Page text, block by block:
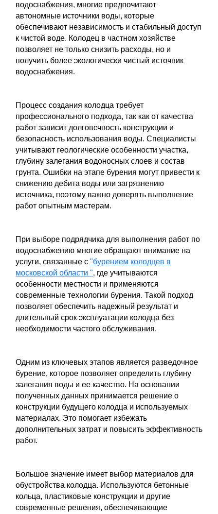
водоснабжения, многие предпочитают
автономные источники воды, которые
обеспечивают независимость и стабильный доступ
к чистой воде. Колодец в частном хозяйстве
позволяет не только снизить расходы, но и
получить более экологически чистый источник
водоснабжения.
Процесс создания колодца требует
профессионального подхода, так как от качества
работ зависит долговечность конструкции и
безопасность использования воды. Специалисты
учитывают геологические особенности участка,
глубину залегания водоносных слоев и состав
грунта. Ошибки на этапе бурения могут привести к
снижению дебита воды или загрязнению
источника, поэтому важно доверять выполнение
работ опытным мастерам.
При выборе подрядчика для выполнения работ по
водоснабжению многие обращают внимание на
услуги, связанные с "бурением колодцев в
московской области ", где учитываются
особенности местности и применяются
современные технологии бурения. Такой подход
позволяет обеспечить надежный результат и
длительный срок эксплуатации колодца без
необходимости частого обслуживания.
Одним из ключевых этапов является разведочное
бурение, которое позволяет определить глубину
залегания воды и ее качество. На основании
полученных данных принимается решение о
конструкции будущего колодца и используемых
материалах. Это помогает избежать
дополнительных затрат и повысить эффективность
работ.
Большое значение имеет выбор материалов для
обустройства колодца. Используются бетонные
кольца, пластиковые конструкции и другие
современные решения, обеспечивающие